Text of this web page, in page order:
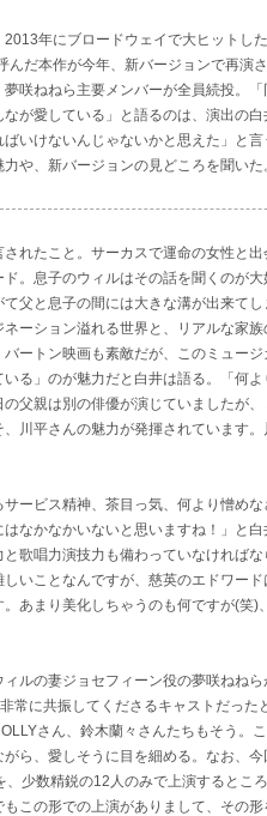
年にブロードウェイで大ヒットし
だ本作が今年、新バージョンで再演
咲ねねら主要メンバーが全員続投。
が愛している」と語るのは、演出の白
いけないんじゃないかと思えた」と
や、新バージョンの見どころを聞いた
れたこと。サーカスで運命の女性と
。息子のウィルはその話を聞くのが
父と息子の間には大きな溝が出来て
ション溢れる世界と、リアルな家族
ートン映画も素敵だが、このミュージ
る」のが魅力だと白井は語る。「何
父親は別の俳優が演じていましたが
川平さんの魅力が発揮されています。
ービス精神、茶目っ気、何より憎めな
なかなかいないと思いますね！」と
歌唱力演技力も備わっていなければ
いことなんですが、慈英のエドワー
あまり美化しちゃうのも何ですが(笑)
ルの妻ジョセフィーン役の夢咲ねねら
常に共振してくださるキャストだった
さん、鈴木蘭々さんたちもそう。こ
ら、愛しそうに目を細める。なお、今
少数精鋭の12人のみで上演するとこ
この形での上演がありまして、その